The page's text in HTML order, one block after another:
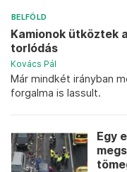
BELFÖLD
Kamionok ütköztek
torlódás
Kovács Pál
Már mindkét irányban
forgalma is lassult.
Egy